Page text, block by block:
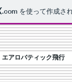
.comを使って作成さ
エアロバティック飛行